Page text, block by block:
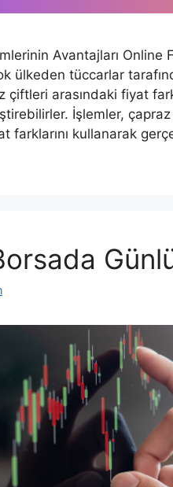
Avantajları Online
ülkeden tüccarlar
çiftleri arasındaki fiyat
İşlemler,
farklarını kullanarak